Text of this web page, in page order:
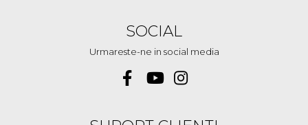
SOCIAL
Urmareste-ne in social media